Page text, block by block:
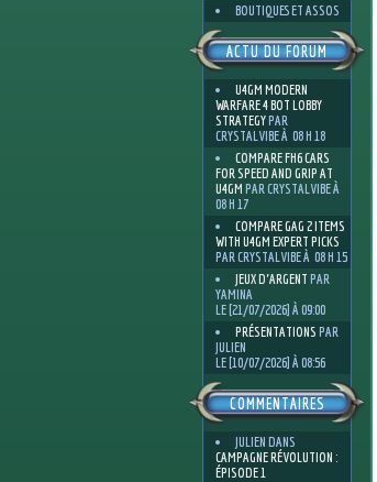
BOUTIQUES ET ASSOS
ACTU DU FORUM
U4GM MODERN
WARFARE 4 BOT LOBBY
STRATEGYPAR
CRYSTALVIBE À 08 H 18
COMPARE FH6 CARS
FOR SPEED AND GRIP AT
U4GM PAR CRYSTALVIBE À
08 H 17
COMPARE GAG 2 ITEMS
WITH U4GM EXPERT PICKS
PAR CRYSTALVIBE À 08 H 15
JEUX D'ARGENT PAR
YAMINA
LE [21/07/2026] À 09:00
PRÉSENTATIONS PAR
JULIEN
LE [10/07/2026] À 08:56
COMMENTAIRES
JULIEN DANS
CAMPAGNE RÉVOLUTION :
ÉPISODE 1